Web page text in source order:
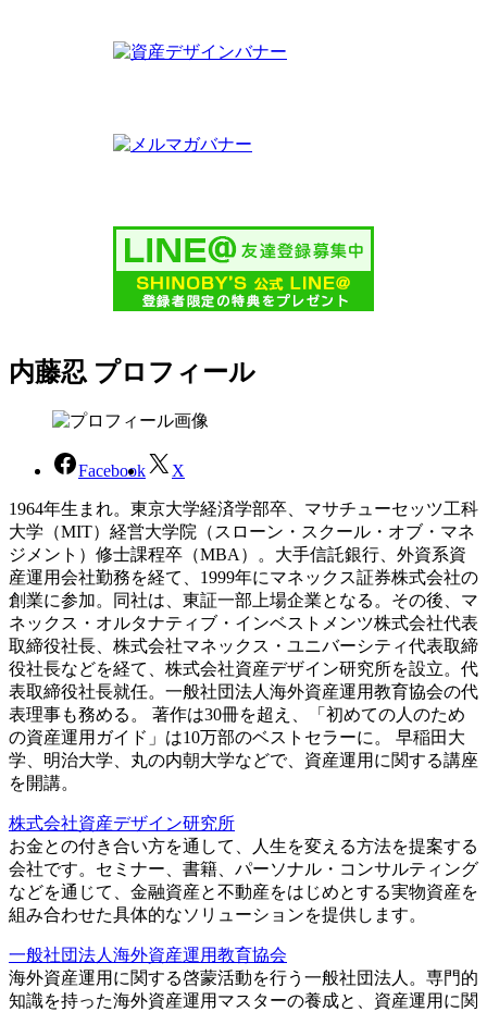
内藤忍 プロフィール
Facebook X
1964年生まれ。東京大学経済学部卒、マサチューセッツ工科
大学（MIT）経営大学院（スローン・スクール・オブ・マネ
ジメント）修士課程卒（MBA）。大手信託銀行、外資系資
産運用会社勤務を経て、1999年にマネックス証券株式会社の
創業に参加。同社は、東証一部上場企業となる。その後、マ
ネックス・オルタナティブ・インベストメンツ株式会社代表
取締役社長、株式会社マネックス・ユニバーシティ代表取締
役社長などを経て、株式会社資産デザイン研究所を設立。代
表取締役社長就任。一般社団法人海外資産運用教育協会の代
表理事も務める。 著作は30冊を超え、「初めての人のため
の資産運用ガイド」は10万部のベストセラーに。 早稲田大
学、明治大学、丸の内朝大学などで、資産運用に関する講座
を開講。
株式会社資産デザイン研究所
お金との付き合い方を通して、人生を変える方法を提案する
会社です。セミナー、書籍、パーソナル・コンサルティング
などを通じて、金融資産と不動産をはじめとする実物資産を
組み合わせた具体的なソリューションを提供します。
一般社団法人海外資産運用教育協会
海外資産運用に関する啓蒙活動を行う一般社団法人。専門的
知識を持った海外資産運用マスターの養成と、資産運用に関